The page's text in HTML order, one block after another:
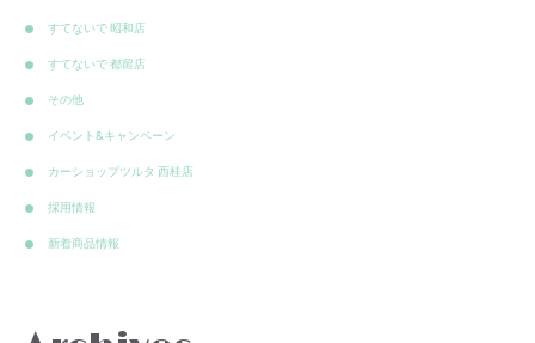
すてないで 昭和店
すてないで 都留店
その他
イベント&キャンペーン
カーショップツルタ 西桂店
採用情報
新着商品情報